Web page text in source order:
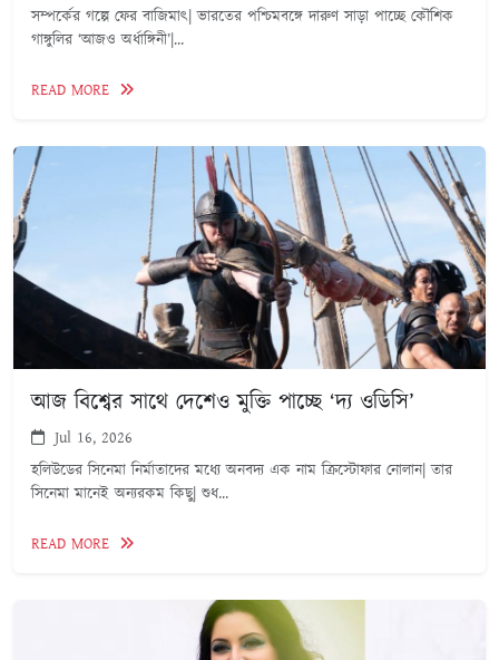
সম্পর্কের গল্পে ফের বাজিমাৎ| ভারতের পশ্চিমবঙ্গে দারুণ সাড়া পাচ্ছে কৌশিক
গাঙ্গুলির ‘আজও অর্ধাঙ্গিনী’|...
READ MORE
আজ বিশ্বের সাথে দেশেও মুক্তি পাচ্ছে ‘দ্য ওডিসি’
Jul 16, 2026
হলিউডের সিনেমা নির্মাতাদের মধ্যে অনবদ্য এক নাম ক্রিস্টোফার নোলান| তার
সিনেমা মানেই অন্যরকম কিছু| শুধ...
READ MORE